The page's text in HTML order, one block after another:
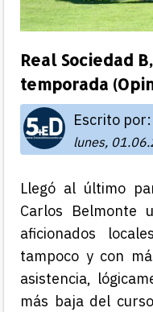
Real Sociedad
temporada
Escrito por:
lunes,
Llegó al último
Carlos Belmonte
aficionados
tampoco y con
asistencia,
más baja del